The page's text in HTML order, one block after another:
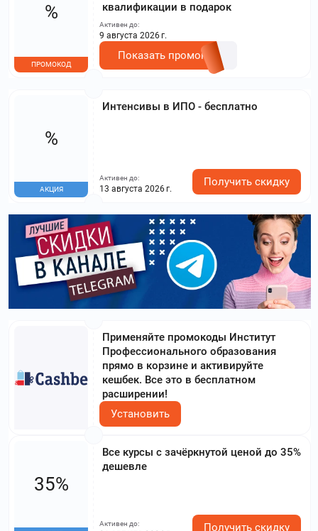
квалификации в подарок
%
ПРОМОКОД
Активен до:
9 августа 2026 г.
Показать промокод
Интенсивы в ИПО - бесплатно
%
АКЦИЯ
Активен до:
13 августа 2026 г.
Получить скидку
Применяйте промокоды Институт
Профессионального образования
прямо в корзине и активируйте
кешбек. Все это в бесплатном
расширении!
Установить
Все курсы с зачёркнутой ценой до 35%
дешевле
35%
Активен до: Получить скидку